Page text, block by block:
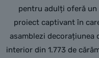
pentru adulți oferă un
proiect captivant în
asamblezi decorațiunea
interior din 1.773 de